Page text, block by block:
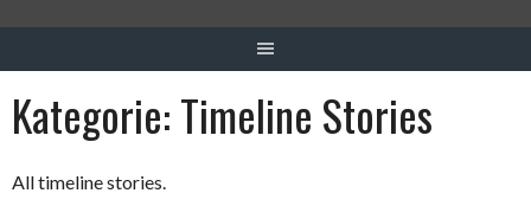
Kategorie:Timeline Stories
All timeline stories.